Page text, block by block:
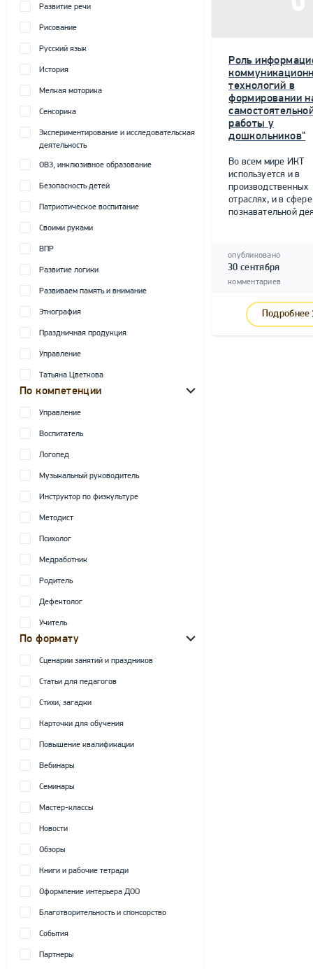
Развитие речи
Рисование
Русский язык
История
Мелкая моторика
Сенсорика
Экспериментирование и исследовательская
деятельность
ОВЗ, инклюзивное образование
Безопасность детей
Патриотическое воспитание
Своими руками
ВПР
Развитие логики
Развиваем память и внимание
Этнография
Праздничная продукция
Управление
Татьяна Цветкова
По компетенции
Управление
Воспитатель
Логопед
Музыкальный руководитель
Инструктор по физкультуре
Методист
Психолог
Медработник
Родитель
Дефектолог
Учитель
По формату
Сценарии занятий и праздников
Статьи для педагогов
Стихи, загадки
Карточки для обучения
Повышение квалификации
Вебинары
Семинары
Мастер-классы
Новости
Обзоры
Книги и рабочие тетради
Оформление интерьера ДОО
Благотворительность и спонсорство
События
Партнеры
Роль
технологий в
формировании
работы у
дошкольников"
Во всем мире ИКТ
используется и в
производственных
отраслях, и в сфере
познавательной
опубликовано
30 сентября
комментариев
Подробнее